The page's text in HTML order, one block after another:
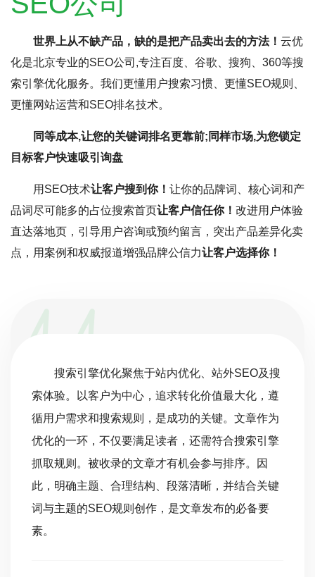
世界上从不缺产品，缺的是把产品卖出去的方法！ 云优
化是北京专业的SEO公司,专注百度、谷歌、搜狗、360等搜
索引擎优化服务。我们更懂用户搜索习惯、更懂SEO规则、
更懂网站运营和SEO排名技术。
同等成本,让您的关键词排名更靠前;同样市场,为您锁定
目标客户快速吸引询盘
用SEO技术让客户搜到你！ 让你的品牌词、核心词和产
品词尽可能多的占位搜索首页让客户信任你！ 改进用户体验
直达落地页，引导用户咨询或预约留言，突出产品差异化卖
点，用案例和权威报道增强品牌公信力让客户选择你！
搜索引擎优化聚焦于站内优化、站外SEO及搜
索体验。以客户为中心，追求转化价值最大化，遵
循用户需求和搜索规则，是成功的关键。文章作为
优化的一环，不仅要满足读者，还需符合搜索引擎
抓取规则。被收录的文章才有机会参与排序。因
此，明确主题、合理结构、段落清晰，并结合关键
词与主题的SEO规则创作，是文章发布的必备要
素。